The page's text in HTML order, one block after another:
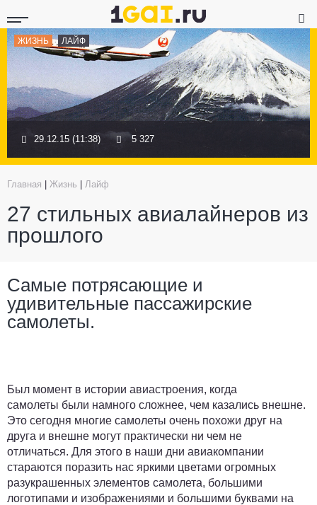
ЖИЗНЬ ЛАЙФ
29.12.15 (11:38) 5 327
Главная Жизнь Лайф
27 стильных авиалайнеров из
прошлого
Самые потрясающие и
удивительные пассажирские
самолеты.
Был момент в истории авиастроения, когда
самолеты были намного сложнее, чем казались внешне.
Это сегодня многие самолеты очень похожи друг на
друга и внешне могут практически ни чем не
отличаться. Для этого в наши дни авиакомпании
стараются поразить нас яркими цветами огромных
разукрашенных элементов самолета, большими
логотипами и изображениями и большими буквами на